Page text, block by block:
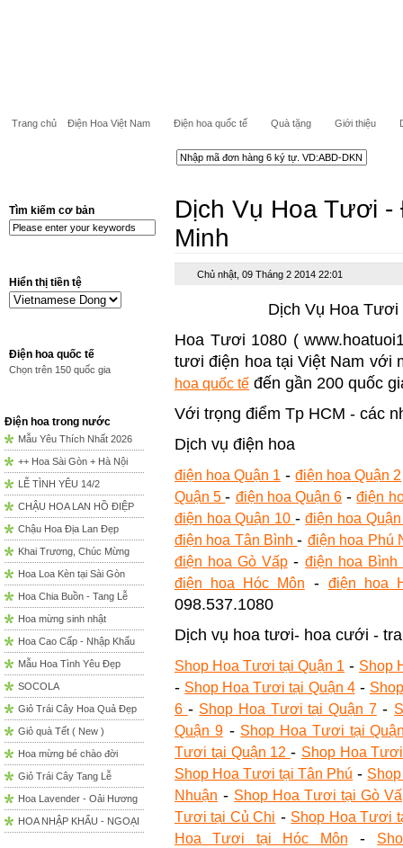
Trang chủ Điện Hoa Việt Nam Điện hoa quốc tế Quà tặng Giới thiệu
Tìm kiếm cơ bản
Hiển thị tiền tệ
Điện hoa quốc tế
Chọn trên 150 quốc gia
Điện hoa trong nước
Mẫu Yêu Thích Nhất 2026
++ Hoa Sài Gòn + Hà Nội
LỄ TÌNH YÊU 14/2
CHẬU HOA LAN HỒ ĐIỆP
Chậu Hoa Địa Lan Đẹp
Khai Trương, Chúc Mừng
Hoa Loa Kèn tại Sài Gòn
Hoa Chia Buồn - Tang Lễ
Hoa mừng sinh nhật
Hoa Cao Cấp - Nhập Khẩu
Mẫu Hoa Tình Yêu Đẹp
SOCOLA
Giỏ Trái Cây Hoa Quả Đẹp
Giỏ quà Tết ( New )
Hoa mừng bé chào đời
Giỏ Trái Cây Tang Lễ
Hoa Lavender - Oải Hương
HOA NHẬP KHẨU - NGOẠI
Dịch Vụ Hoa Tươi
Minh
Chủ nhật, 09 Tháng 2 2014 22:01
Dịch Vụ Hoa
Hoa Tươi 1080 (
tươi điện hoa tại Việt Nam với
hoa quốc tế đến gần 200 quốc
Với trọng điểm Tp HCM - các
Dịch vụ điện hoa
điện hoa Quận 1 -điện hoa Quận 2
Quận 5- điện hoa Quận 6 -điện
điện hoa Quận 10 -điện hoa
điện hoa Tân Bình- điện hoa Phú
điện hoa Gò Vấp-điện hoa Bình
điện hoa Hóc Môn - điện hoa
098.537.1080
Dịch vụ hoa tươi- hoa cưới -
Shop Hoa Tươi tại Quận 1 - Shop
- Shop Hoa Tươi tại Quận 4-
6 - Shop Hoa Tươi tại Quận 7-
Quận 9- Shop Hoa Tươi tại
Tươi tại Quận 12- Shop Hoa
Shop Hoa Tươi tại Tân Phú -
Nhuận - Shop Hoa Tươi tại Gò
Tươi tại Củ Chi - Shop Hoa Tươi
Hoa Tươi tại Hóc Môn -